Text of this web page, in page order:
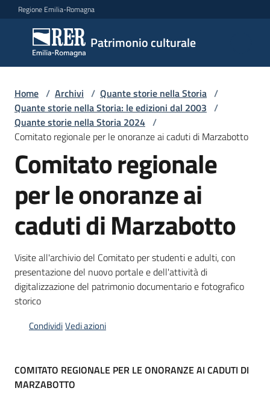
Vai al contenuto
Vai alla navigazione
Vai al footer
Regione Emilia-Romagna
Patrimonio culturale
Patrimonio
culturale
Argomenti
Novità
Servizi
Leggi
Bandi
Piani
Progetti
Home / Archivi / Quante storie nella Storia /
Quante storie nella Storia: le edizioni dal 2003 /
Quante storie nella Storia 2024 /
Comitato regionale per le onoranze ai caduti di Marzabotto
Comitato regionale
per le onoranze ai
caduti di Marzabotto
Visite all'archivio del Comitato per studenti e adulti, con
presentazione del nuovo portale e dell'attività di
digitalizzazione del patrimonio documentario e fotografico
storico
CondividiVedi azioni
COMITATO REGIONALE PER LE ONORANZE AI CADUTI DI
MARZABOTTO